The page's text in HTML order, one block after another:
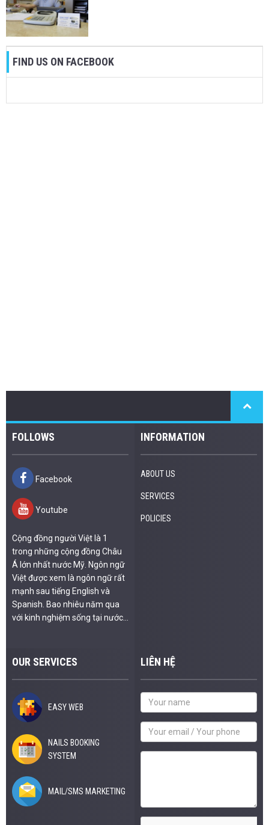
FIND US ON FACEBOOK
FOLLOWS
Facebook
Youtube
Cộng đồng người Việt là 1
trong những cộng đồng Châu
Á lớn nhất nước Mỹ. Ngôn ngữ
Việt được xem là ngôn ngữ rất
mạnh sau tiếng English và
Spanish. Bao nhiêu năm qua
với kinh nghiệm sống tại nước...
INFORMATION
ABOUT US
SERVICES
POLICIES
OUR SERVICES
EASY WEB
NAILS BOOKING
SYSTEM
MAIL/SMS MARKETING
LIÊN HỆ